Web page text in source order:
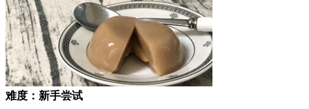
难度：新手尝试